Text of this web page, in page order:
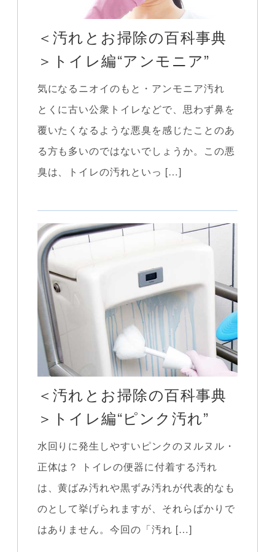
＜汚れとお掃除の百科事典
＞トイレ編“アンモニア”
気になるニオイのもと・アンモニア汚れ
とくに古い公衆トイレなどで、思わず鼻を
覆いたくなるような悪臭を感じたことのあ
る方も多いのではないでしょうか。この悪
臭は、トイレの汚れといっ […]
＜汚れとお掃除の百科事典
＞トイレ編“ピンク汚れ”
水回りに発生しやすいピンクのヌルヌル・
正体は？ トイレの便器に付着する汚れ
は、黄ばみ汚れや黒ずみ汚れが代表的なも
のとして挙げられますが、それらばかりで
はありません。今回の「汚れ […]